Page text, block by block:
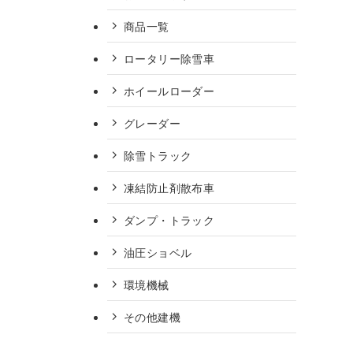
商品一覧
ロータリー除雪車
ホイールローダー
グレーダー
除雪トラック
凍結防止剤散布車
ダンプ・トラック
油圧ショベル
環境機械
その他建機